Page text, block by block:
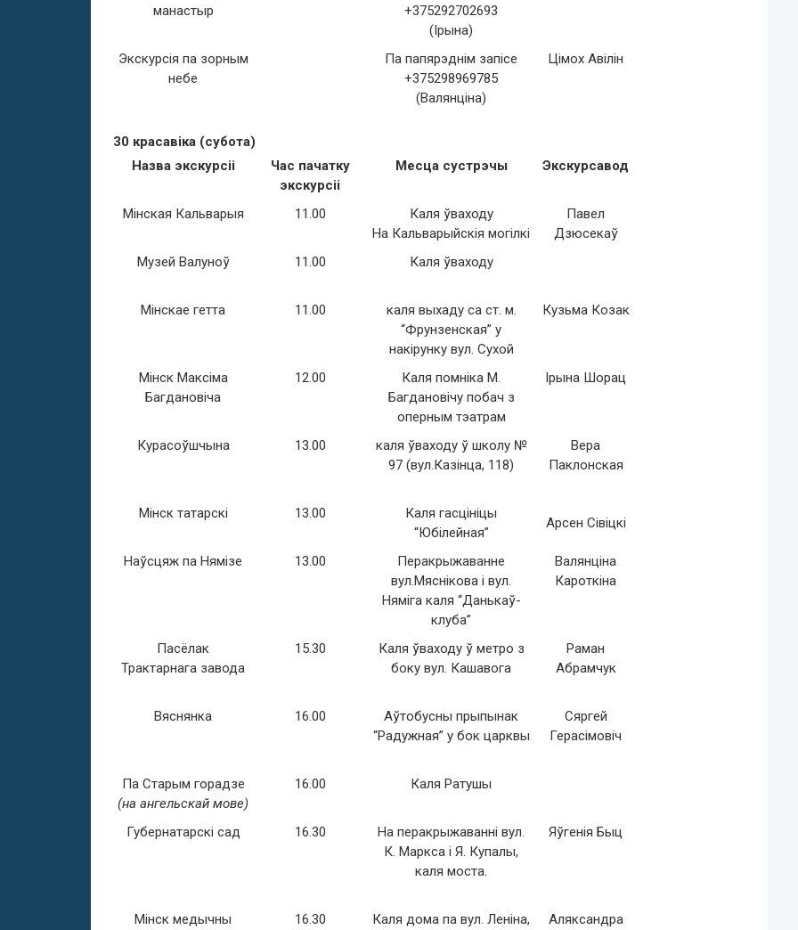
манастыр
+375292702693
(Ірына)
Экскурсія па зорным
небе
Па папярэднім запісе
+375298969785
(Валянціна)
Цімох Авілін
30 красавіка (субота)
Назва экскурсіі
Час пачатку
экскурсіі
Месца сустрэчы Экскурсавод
Мінская Кальварыя 11.00
Каля ўваходу
На Кальварыйскія могілкі
Павел
Дзюсекаў
Музей Валуноў
11.00 Каля ўваходу
Мінскае гетта 11.00
каля выхаду са ст. м.
“Фрунзенская” у
накірунку вул. Сухой
Кузьма Козак
Мінск Максіма
Багдановіча
12.00
Каля помніка М.
Багдановічу побач з
оперным тэатрам
Ірына Шорац
Курасоўшчына 13.00
каля ўваходу ў школу №
97 (вул.Казінца, 118)
Вера
Паклонская
Мінск татарскі 13.00
Каля гасцініцы
“Юбілейная”
Арсен Сівіцкі
Наўсцяж па Нямізе 13.00
Перакрыжаванне
вул.Мяснікова i вул.
Нямiга каля “Данькаў-
клуба”
Валянціна
Кароткіна
Пасёлак
Трактарнага завода
15.30
Каля ўваходу ў метро з
боку вул. Кашавога
Раман
Абрамчук
Вяснянка 16.00
Аўтобусны прыпынак
“Радужная” у бок царквы
Сяргей
Герасімовіч
Па Старым горадзе
(на ангельскай мове)
16.00 Каля Ратушы
Губернатарскі сад 16.30
На перакрыжаванні вул.
К. Маркса і Я. Купалы,
каля моста.
Яўгенія Быц
Мінск медычны
16.30
Каля дома па вул. Леніна,
Аляксандра